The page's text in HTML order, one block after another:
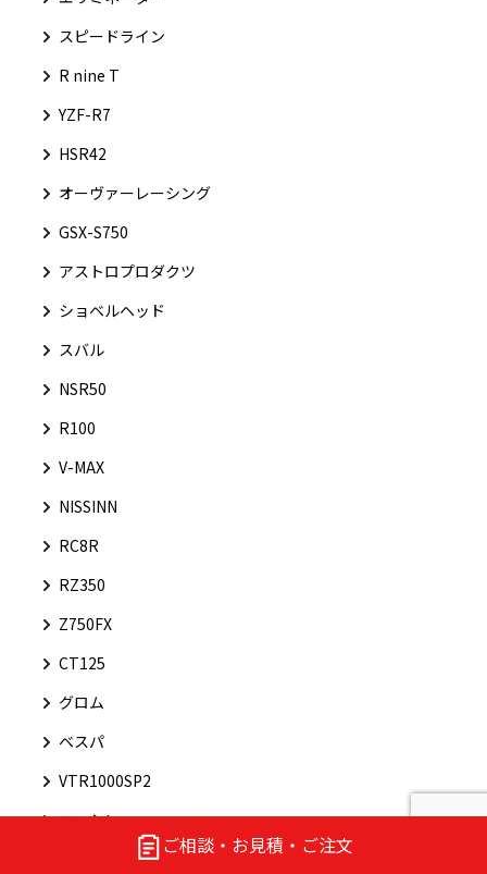
ご相談・お見積・ご注文
スピードライン
R nine T
YZF-R7
HSR42
オーヴァーレーシング
GSX-S750
アストロプロダクツ
ショベルヘッド
スバル
NSR50
R100
V-MAX
NISSINN
RC8R
RZ350
Z750FX
CT125
グロム
ベスパ
VTR1000SP2
ニッシン